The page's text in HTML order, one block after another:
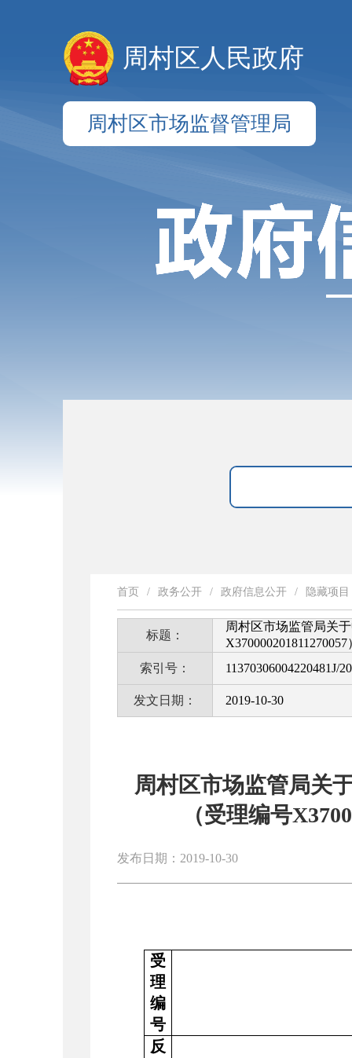
周村区人民政府
周村区市场监督管理局
首页 / 政务公开 / 政府信息公开 / 隐藏项目
标题：
周村区市场监管局关
索引号：
11370306004220481J/
发文日期： 2019-10-30
周村区市场监管局关
（受理编号
发布日期：2019-10-30
受
理
编
号
反